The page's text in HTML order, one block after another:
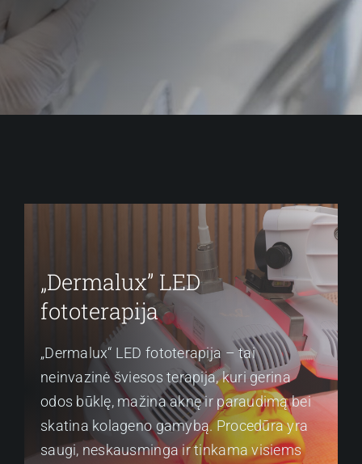
„Dermalux” LED
fototerapija
„Dermalux“ LED fototerapija – tai
neinvazinė šviesos terapija, kuri gerina
odos būklę, mažina aknę ir paraudimą bei
skatina kolageno gamybą. Procedūra yra
saugi, neskausminga ir tinkama visiems